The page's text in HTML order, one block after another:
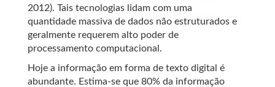
2012). Tais tecnologias lidam com uma
quantidade massiva de dados não estruturados e
geralmente requerem alto poder de
processamento computacional.
Hoje a informação em forma de texto digital é
abundante. Estima-se que 80% da informação